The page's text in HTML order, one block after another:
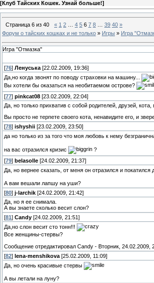
[Клуб Тайских Кошек. Узнай больше!]
Страница 6 из 40 « 1 2 4 5 6 7 8 39 40 »
Форум о тайских кошках и не только » Игры » Игра
Игра "Отмазка"
[76] Ленуська [22.02.2009, 19:36]
Да,но когда звонят по поводу страховки на машину...
Вы хотели бы оказаться на необитаемом острове?
[77] pinkcat08 [23.02.2009, 22:04]
Да, но только прихватив с собой родителей, друзей, кота,
Вы просто не терпете своего кота, ненавидите его, и
[78] ishyshii [23.02.2009, 23:50]
да но только из за того что моя любовь к нему
на вас отразился кризис
?
[79] belasolle [24.02.2009, 21:37]
Да, но вернее сказать, от меня он отразился и покатился
А вам вешали лапшу на уши?
[80] j-larchik [24.02.2009, 21:42]
Да, но я ее снимала.
А вы знаете сколько весит слон?
[81] Candy [24.02.2009, 21:51]
Да,но слон весит сто тонн!!!
Все женщины-стервы?
Сообщение отредактировал Candy - Вторник, 24.02.2009,
[82] lena-menshikova [25.02.2009, 11:09]
Да, но очень красивые стервы
А вы летали на луну?